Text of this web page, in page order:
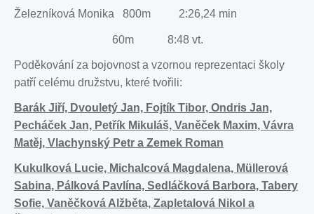
Železníková Monika 800m 2:26,24 min
60m 8:48 vt.
Poděkování za bojovnost a vzornou reprezentaci školy
patří celému družstvu, které tvořili:
Barák Jiří, Dvouletý Jan, Fojtík Tibor, Ondris Jan,
Pecháček Jan, Petřík Mikuláš, Vaněček Maxim, Vávra
Matěj, Vlachynský Petr a Zemek Roman
Kukulková Lucie, Michalcová Magdalena, Müllerová
Sabina, Pálková Pavlína, Sedláčková Barbora, Tabery
Sofie, Vaněčková Alžběta, Zapletalová Nikol a